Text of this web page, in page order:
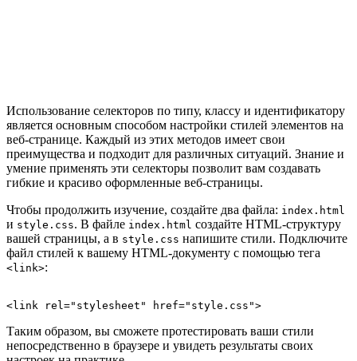
Использование селекторов по типу, классу и идентификатору
является основным способом настройки стилей элементов на
веб-странице. Каждый из этих методов имеет свои
преимущества и подходит для различных ситуаций. Знание и
умение применять эти селекторы позволит вам создавать
гибкие и красиво оформленные веб-страницы.
Чтобы продолжить изучение, создайте два файла: index.html
и style.css. В файле index.html создайте HTML-структуру
вашей страницы, а в style.css напишите стили. Подключите
файл стилей к вашему HTML-документу с помощью тега
<link>:
Таким образом, вы сможете протестировать ваши стили
непосредственно в браузере и увидеть результаты своих